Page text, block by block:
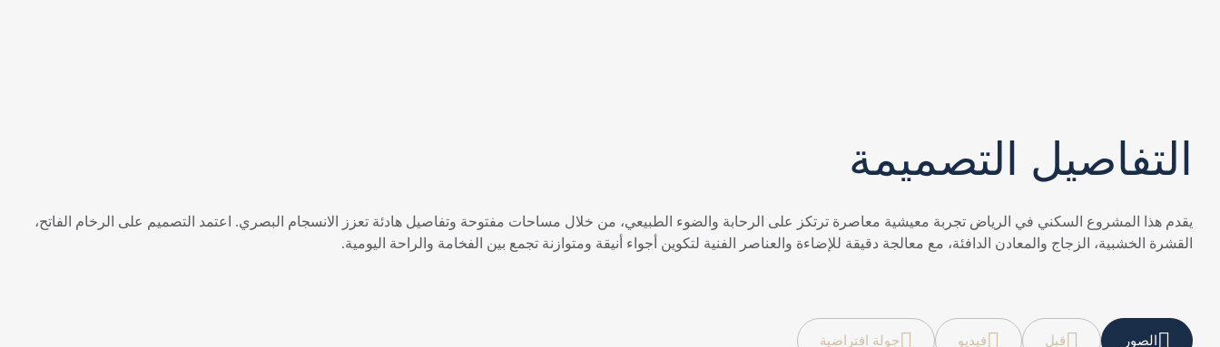
التفاصيل التصميمة
يقدم هذا المشروع السكني في الرياض تجربة معيشية معاصرة ترتكز على الرحابة والضوء الطبيعي، من خلال مساحات مفتوحة وتفاصيل هادئة تعزز الانسجام البصري. اعتمد التصميم على الرخام الفاتح،
القشرة الخشبية، الزجاج والمعادن الدافئة، مع معالجة دقيقة للإضاءة والعناصر الفنية لتكوين أجواء أنيقة ومتوازنة تجمع بين الفخامة والراحة اليومية.
الصور قبل فيديو جولة افتراضية